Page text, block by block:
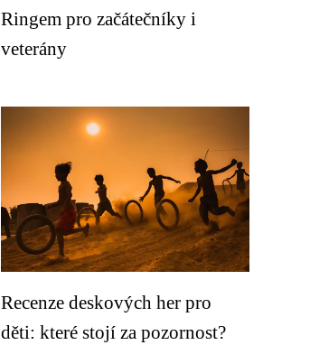
Ringem pro začátečníky i
veterány
Recenze deskových her pro
děti: které stojí za pozornost?